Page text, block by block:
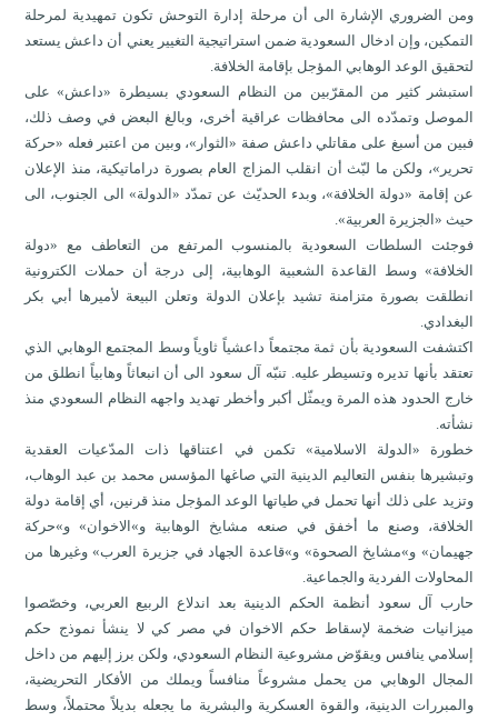
ومن الضروري الإشارة الى أن مرحلة إدارة التوحش تكون تمهيدية لمرحلة
التمكين، وإن ادخال السعودية ضمن استراتيجية التغيير يعني أن داعش يستعد
لتحقيق الوعد الوهابي المؤجل بإقامة الخلافة.
استبشر كثير من المقرّبين من النظام السعودي بسيطرة «داعش» على
الموصل وتمدّده الى محافظات عراقية أخرى، وبالغ البعض في وصف ذلك،
فبين من أسبغ على مقاتلي داعش صفة «الثوار»، وبين من اعتبر فعله «حركة
تحرير»، ولكن ما لبّث أن انقلب المزاج العام بصورة دراماتيكية، منذ الإعلان
عن إقامة «دولة الخلافة»، وبدء الحديّث عن تمدّد «الدولة» الى الجنوب، الى
حيث «الجزيرة العربية».
فوجئت السلطات السعودية بالمنسوب المرتفع من التعاطف مع «دولة
الخلافة» وسط القاعدة الشعبية الوهابية، إلى درجة أن حملات الكترونية
انطلقت بصورة متزامنة تشيد بإعلان الدولة وتعلن البيعة لأميرها أبي بكر
البغدادي.
اكتشفت السعودية بأن ثمة مجتمعاً داعشياً ثاوياً وسط المجتمع الوهابي الذي
تعتقد بأنها تديره وتسيطر عليه. تنبّه آل سعود الى أن انبعاثاً وهابياً انطلق من
خارج الحدود هذه المرة ويمثّل أكبر وأخطر تهديد واجهه النظام السعودي منذ
نشأته.
خطورة «الدولة الاسلامية» تكمن في اعتناقها ذات المدّعيات العقدية
وتبشيرها بنفس التعاليم الدينية التي صاغها المؤسس محمد بن عبد الوهاب،
وتزيد على ذلك أنها تحمل في طياتها الوعد المؤجل منذ قرنين، أي إقامة دولة
الخلافة، وصنع ما أخفق في صنعه مشايخ الوهابية و»الاخوان» و»حركة
جهيمان» و»مشايخ الصحوة» و»قاعدة الجهاد في جزيرة العرب» وغيرها من
المحاولات الفردية والجماعية.
حارب آل سعود أنظمة الحكم الدينية بعد اندلاع الربيع العربي، وخصّصوا
ميزانيات ضخمة لإسقاط حكم الاخوان في مصر كي لا ينشأ نموذج حكم
إسلامي ينافس ويقوّض مشروعية النظام السعودي، ولكن برز إليهم من داخل
المجال الوهابي من يحمل مشروعاً منافساً ويملك من الأفكار التحريضية،
والمبررات الدينية، والقوة العسكرية والبشرية ما يجعله بديلاً محتملاً، وسط